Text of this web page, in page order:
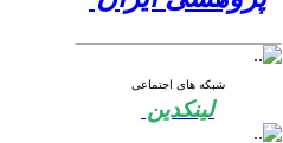
شبکه های اجتماعی
لینکدین